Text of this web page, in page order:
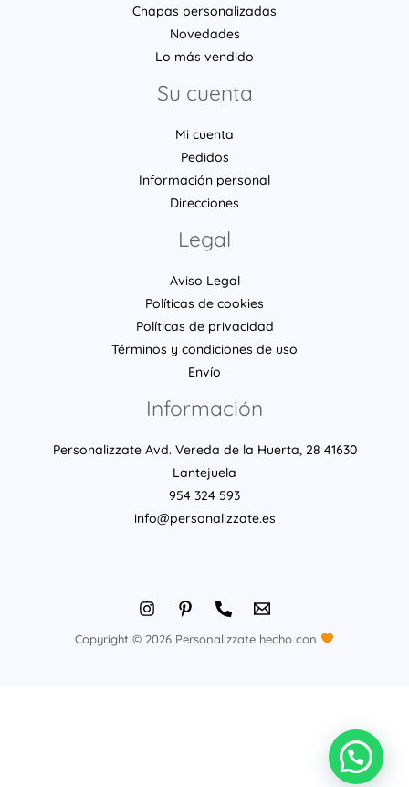
Chapas personalizadas
Novedades
Lo más vendido
Su cuenta
Mi cuenta
Pedidos
Información personal
Direcciones
Legal
Aviso Legal
Políticas de cookies
Políticas de privacidad
Términos y condiciones de uso
Envío
Información
Personalizzate Avd. Vereda de la Huerta, 28 41630
Lantejuela
954 324 593
info@personalizzate.es
Copyright © 2026 Personalizzate hecho con